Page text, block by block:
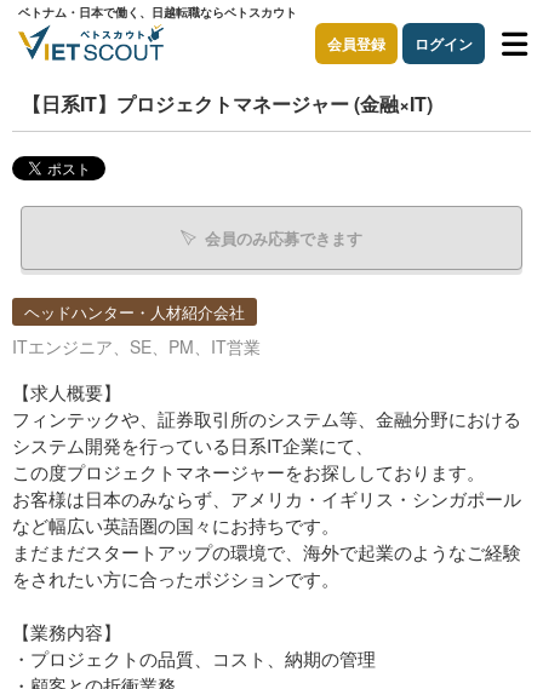
ベトナム・日本で働く、日越転職ならベトスカウト
会員登録 ログイン
【日系IT】プロジェクトマネージャー (金融×IT)
会員のみ応募できます
ヘッドハンター・人材紹介会社
ITエンジニア、SE、PM、IT営業
【求人概要】
フィンテックや、証券取引所のシステム等、金融分野における
システム開発を行っている日系IT企業にて、
この度プロジェクトマネージャーをお探ししております。
お客様は日本のみならず、アメリカ・イギリス・シンガポール
など幅広い英語圏の国々にお持ちです。
まだまだスタートアップの環境で、海外で起業のようなご経験
をされたい方に合ったポジションです。
【業務内容】
・プロジェクトの品質、コスト、納期の管理